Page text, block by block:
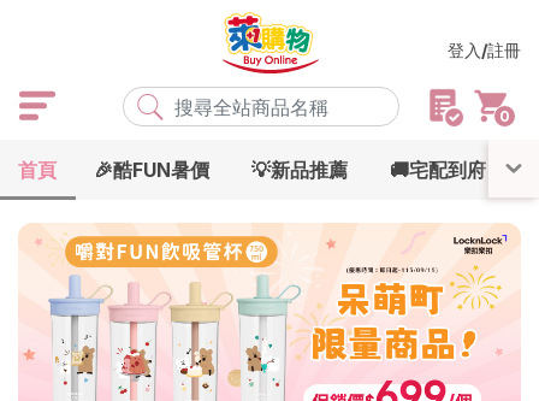
登入/註冊
0
熱門搜尋
店取 常溫 宅配 米大師 黑丸
海瑞、蔥阿伯
紅豆食府
元榆 傘 風扇 柑心良品 樂廚
劉霸
地墊
箱購 雨衣 颱風
最近搜尋
清除所有記錄
首頁 🎉酷FUN暑價 💡新品推薦 🚚宅配到府